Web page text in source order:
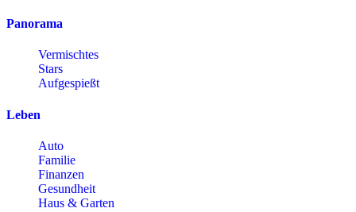
Panorama
Vermischtes
Stars
Aufgespießt
Leben
Auto
Familie
Finanzen
Gesundheit
Haus & Garten